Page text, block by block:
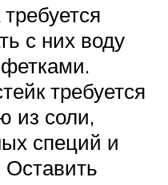
с них воду
требуется
из соли,
специй и
Оставить